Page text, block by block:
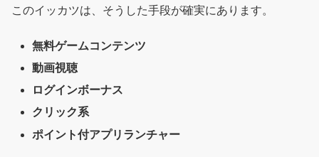
このイッカツは、そうした手段が確実にあります。
無料ゲームコンテンツ
動画視聴
ログインボーナス
クリック系
ポイント付アプリランチャー